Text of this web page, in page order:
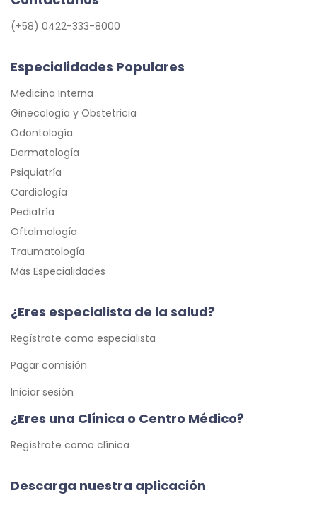
(+58) 0422-333-8000
Especialidades Populares
Medicina Interna
Ginecología y Obstetricia
Odontología
Dermatología
Psiquiatría
Cardiología
Pediatría
Oftalmología
Traumatología
Más Especialidades
¿Eres especialista de la salud?
Regístrate como especialista
Pagar comisión
Iniciar sesión
¿Eres una Clínica o Centro Médico?
Regístrate como clínica
Descarga nuestra aplicación